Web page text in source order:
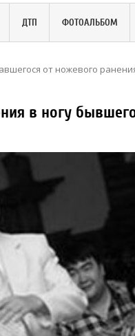
ДТП ФОТОАЛЬБОМ
от ножевого
в ногу